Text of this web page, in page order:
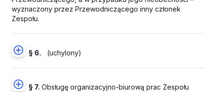
wyznaczony przez Przewodniczącego inny członek
Zespołu.
§ 6. (uchylony)
§ 7. Obsługę organizacyjno-biurową prac Zespołu